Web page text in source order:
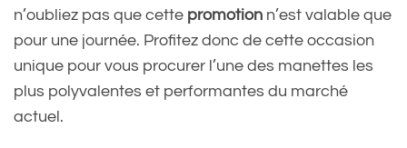
n’oubliez pas que cette promotion n’est valable que
pour une journée. Profitez donc de cette occasion
unique pour vous procurer l’une des manettes les
plus polyvalentes et performantes du marché
actuel.